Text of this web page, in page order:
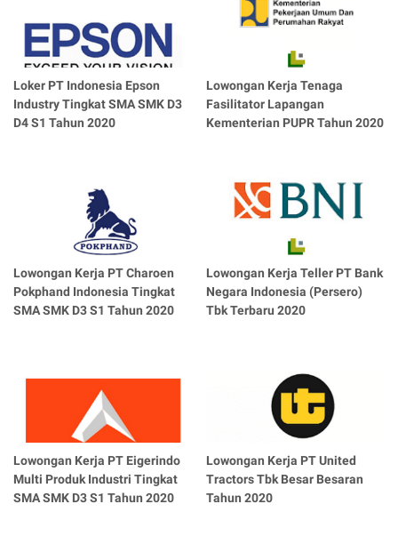
Loker PT Indonesia Epson
Industry Tingkat SMA SMK D3
D4 S1 Tahun 2020
Lowongan Kerja Tenaga
Fasilitator Lapangan
Kementerian PUPR Tahun 2020
Lowongan Kerja PT Charoen
Pokphand Indonesia Tingkat
SMA SMK D3 S1 Tahun 2020
Lowongan Kerja Teller PT Bank
Negara Indonesia (Persero)
Tbk Terbaru 2020
Lowongan Kerja PT Eigerindo
Multi Produk Industri Tingkat
SMA SMK D3 S1 Tahun 2020
Lowongan Kerja PT United
Tractors Tbk Besar Besaran
Tahun 2020